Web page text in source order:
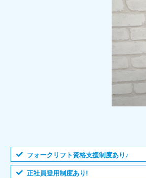
フォークリフト資格支援制度あり♪
正社員登用制度あり!